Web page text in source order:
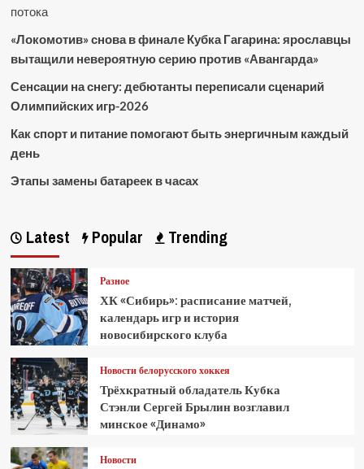
потока
«Локомотив» снова в финале Кубка Гагарина: ярославцы
вытащили невероятную серию против «Авангарда»
Сенсации на снегу: дебютанты переписали сценарий
Олимпийских игр-2026
Как спорт и питание помогают быть энергичным каждый
день
Этапы замены батареек в часах
Latest Popular Trending
Разное
ХК «Сибирь»: расписание матчей,
календарь игр и история
новосибирского клуба
Новости белорусского хоккея
Трёхкратный обладатель Кубка
Стэнли Сергей Брылин возглавил
минское «Динамо»
Новости